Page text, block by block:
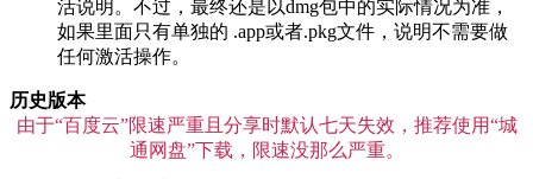
活说明。不过，最终还是以dmg包中的实际情况为准，
如果里面只有单独的 .app或者.pkg文件，说明不需要做
任何激活操作。
历史版本
由于“百度云”限速严重且分享时默认七天失效，推荐使用“城
通网盘”下载，限速没那么严重。